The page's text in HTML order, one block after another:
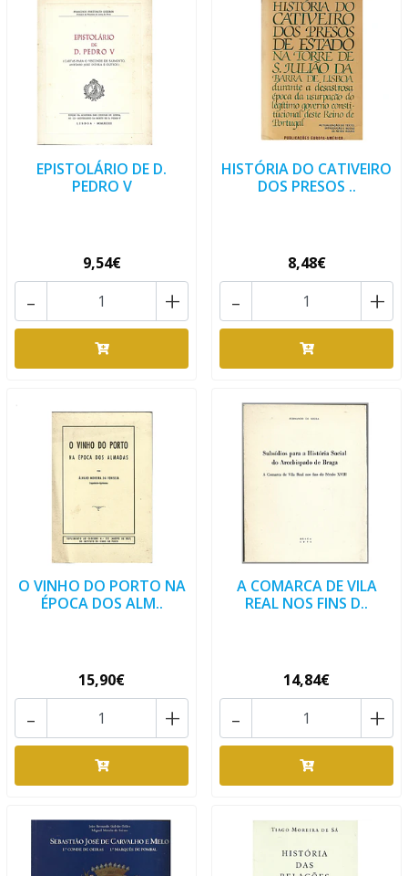
EPISTOLÁRIO DE D.
PEDRO V
9,54€
+
-
HISTÓRIA DO CATIVEIRO
DOS PRESOS ..
8,48€
+
-
O VINHO DO PORTO NA
ÉPOCA DOS ALM..
15,90€
+
-
A COMARCA DE VILA
REAL NOS FINS D..
14,84€
+
-